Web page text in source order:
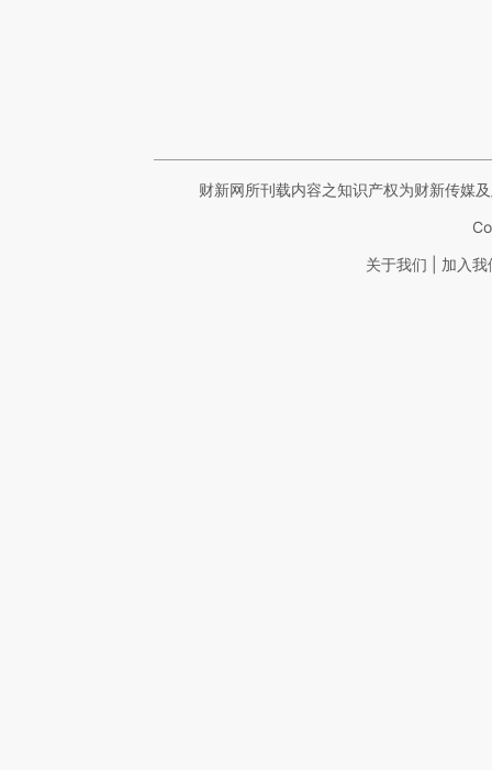
财新网所刊载内容之知识产权为财新传媒
关于我们 加入我